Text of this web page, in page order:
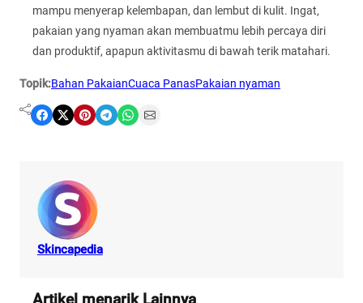
mampu menyerap kelembapan, dan lembut di kulit. Ingat,
pakaian yang nyaman akan membuatmu lebih percaya diri
dan produktif, apapun aktivitasmu di bawah terik matahari.
Topik:Bahan PakaianCuaca PanasPakaian nyaman
Share on Facebook Share on X Share on Pinterest Share on Telegram Share on WhatsApp Share on Email
Skincapedia